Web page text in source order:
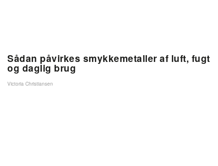
Sådan påvirkes smykkemetaller af luft, fugt
og daglig brug
Victoria Christiansen